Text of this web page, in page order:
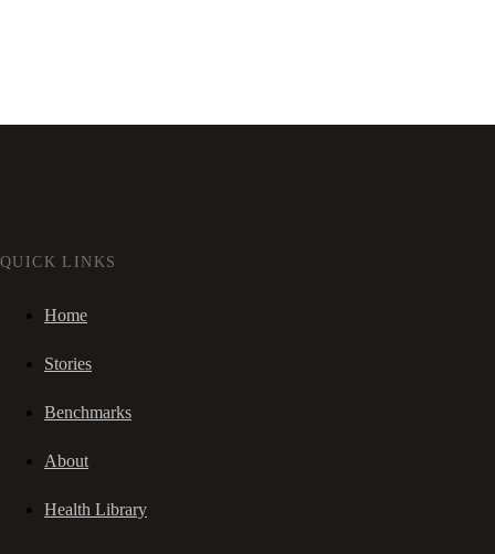
QUICK LINKS
Home
Stories
Benchmarks
About
Health Library